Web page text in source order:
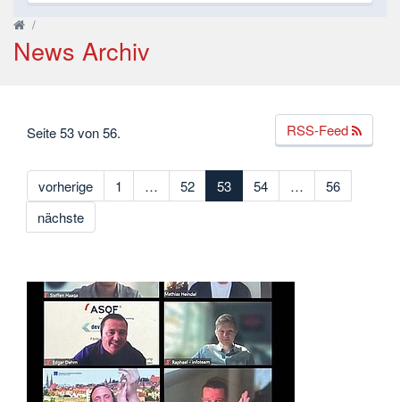
/
News Archiv
RSS-Feed
Seite 53 von 56.
vorherige 1 … 52 53 54 …
56
nächste